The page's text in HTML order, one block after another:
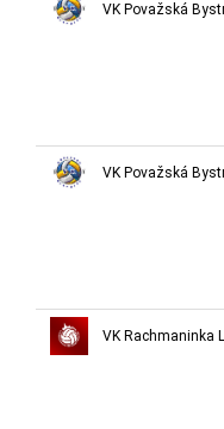
VK Považská
VK Považská
VK Rachmaninka